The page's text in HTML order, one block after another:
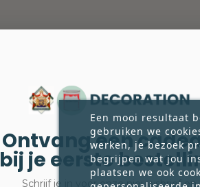
Een mooi resultaat
gebruiken we
werken, je bezoek
begrijpen wat jou
plaatsen we ook
Ontvang een
bij je eerste
Schrijf je in voor onze nieuwsbrief en